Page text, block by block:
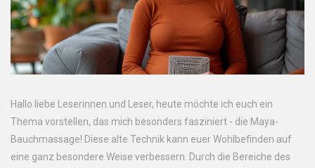
Hallo liebe Leserinnen und Leser, heute möchte ich euch ein
Thema vorstellen, das mich besonders fasziniert - die Maya-
Bauchmassage! Diese alte Technik kann euer Wohlbefinden auf
eine ganz besondere Weise verbessern. Durch die Bereiche des